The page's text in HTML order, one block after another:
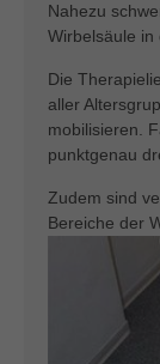
Nahezu
Wirbelsäule in
Die
aller
mobilisieren.
punktgenau
Zudem sind
Bereiche der